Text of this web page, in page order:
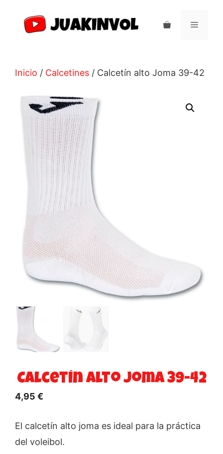
Menú
Inicio / Calcetines / Calcetín alto Joma 39-42
Calcetín alto Joma 39-42
4,95 €
El calcetín alto joma es ideal para la práctica
del voleibol.